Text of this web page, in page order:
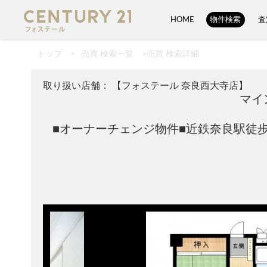
HOME 物件検索 査
トップ > 売買 検索一覧 >売買 検索詳細
取り扱い店舗： 【フォステール 奈良西大寺店】
マイ
■オーナーチェンジ物件■近鉄奈良駅徒